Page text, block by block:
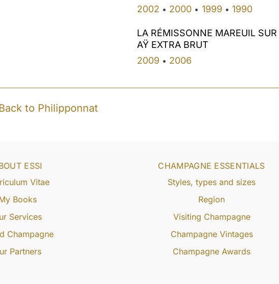
2002 • 2000 • 1999 • 1990
LA RÉMISSONNE MAREUIL SUR
AŸ EXTRA BRUT
2009 • 2006
to Philipponnat
ESSI
Vitae
Books
Services
Champagne
Partners
CHAMPAGNE ESSENTIALS
Styles, types and sizes
Region
Visiting Champagne
Champagne Vintages
Champagne Awards